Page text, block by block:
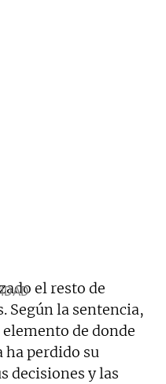
el resto de
Según la sentencia,
de donde
ha perdido su
decisiones y las